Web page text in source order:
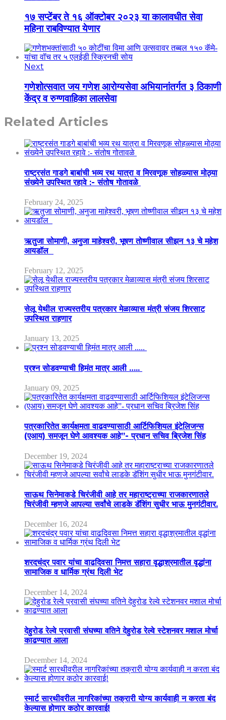
१७ सप्टेंबर ते १६ ऑक्टोबर २०२३ या कालावधीत सेवा
महिना राबविण्यात येणार
Next
गणेशोत्सवात जय गणेश आरोग्यसेवा अभियानांतर्गत ३ ठिकाणी
केंद्र व रुग्णवाहिका लालसेवा
Related Articles
राष्ट्रसंत गाडगे बाबांची भव्य रथ यात्रा व मिरवणूक सोहळ्यास मोठ्या
संख्येने उपस्थित रहावे :- संतोष गोतावळे
February 24, 2025
ऋतुजा सोमाणी, अनुजा माहेश्वरी, भूषण तोष्णीवाल सीझन १३ चे महेश
आयडॉल
February 12, 2025
सेलू येथील राज्यस्तरीय पत्रकार मेळाव्यास मंत्री संजय शिरसाट
उपस्थित राहणार
January 13, 2025
प्रश्न सोडवण्याची हिमंत मात्र आली …..
January 09, 2025
पत्रकारितेत कार्यक्षमता वाढवण्यासाठी आर्टिफिशियल इंटेलिजन्स
(एआय) समजून घेणे आवश्यक आहे”- प्रधान सचिव ब्रिजेश सिंह
December 19, 2024
साऊथ सिनेमाकडे चिरंजीवी आहे तर महाराष्ट्राच्या राजकारणातले
चिरंजीवी म्हणजे आपल्या सर्वांचे लाडके डॅशिंग सुधीर भाऊ मुनगंटीवार.
December 16, 2024
शरदचंद्र पवार यांचा वाढदिवसा निमत्त सहारा वृद्धाश्रमातील वृद्धांना
सामाजिक व धार्मिक ग्रंथ दिली भेट
December 14, 2024
देहुरोड रेल्वे प्रवासी संघच्या वतिने देहुरोड रेल्वे स्टेशनवर मशाल मोर्चा
काढण्यात आला
December 14, 2024
स्मार्ट सारथीवरील नागरिकांच्या तक्रारी योग्य कार्यवाही न करता बंद
केल्यास होणार कठोर कारवाई!